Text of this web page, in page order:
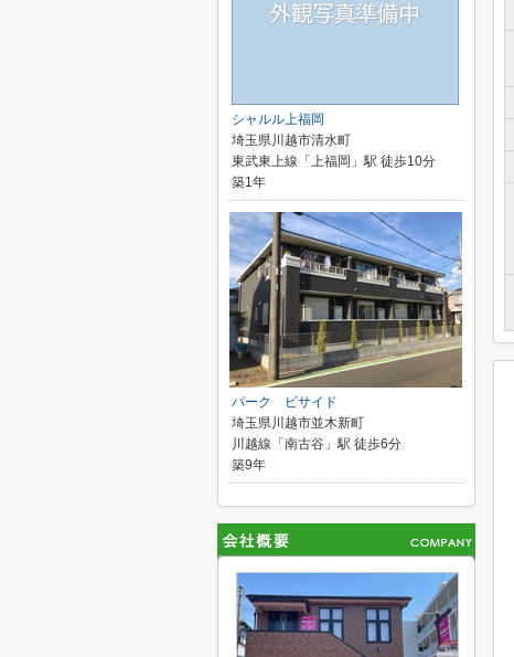
シャルル上福岡
埼玉県川越市清水町
東武東上線「上福岡」駅 徒歩10分
築1年
パーク ビサイド
埼玉県川越市並木新町
川越線「南古谷」駅 徒歩6分
築9年